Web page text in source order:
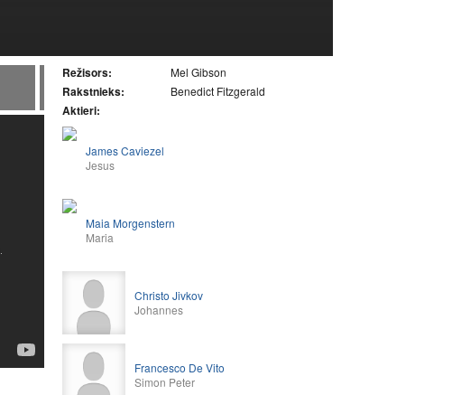
Režisors: Mel Gibson
Rakstnieks: Benedict Fitzgerald
Aktieri:
James Caviezel
Jesus
Maia Morgenstern
Maria
Christo Jivkov
Johannes
Francesco De Vito
Simon Peter